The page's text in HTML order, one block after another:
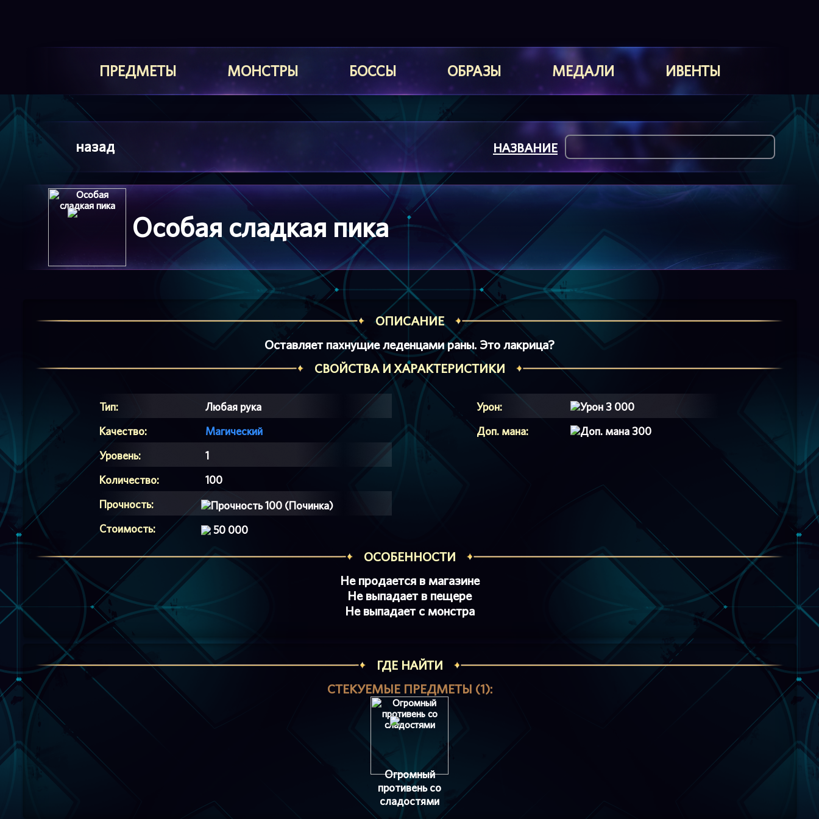
ПРЕДМЕТЫ МОНСТРЫ БОССЫ ОБРАЗЫ МЕДАЛИ ИВЕНТЫ
назад НАЗВАНИЕ
Особая сладкая пика
ОПИСАНИЕ
Оставляет пахнущие леденцами раны. Это лакрица?
СВОЙСТВА И ХАРАКТЕРИСТИКИ
Тип:
Любая рука
Качество:
Магический
Уровень:
1
Количество:
100
Прочность:
100 (Починка)
Стоимость:
50 000
Урон:
3 000
Доп. мана:
300
ОСОБЕННОСТИ
Не продается в магазине
Не выпадает в пещере
Не выпадает с монстра
ГДЕ НАЙТИ
СТЕКУЕМЫЕ ПРЕДМЕТЫ (1):
Огромный
противень со
сладостями